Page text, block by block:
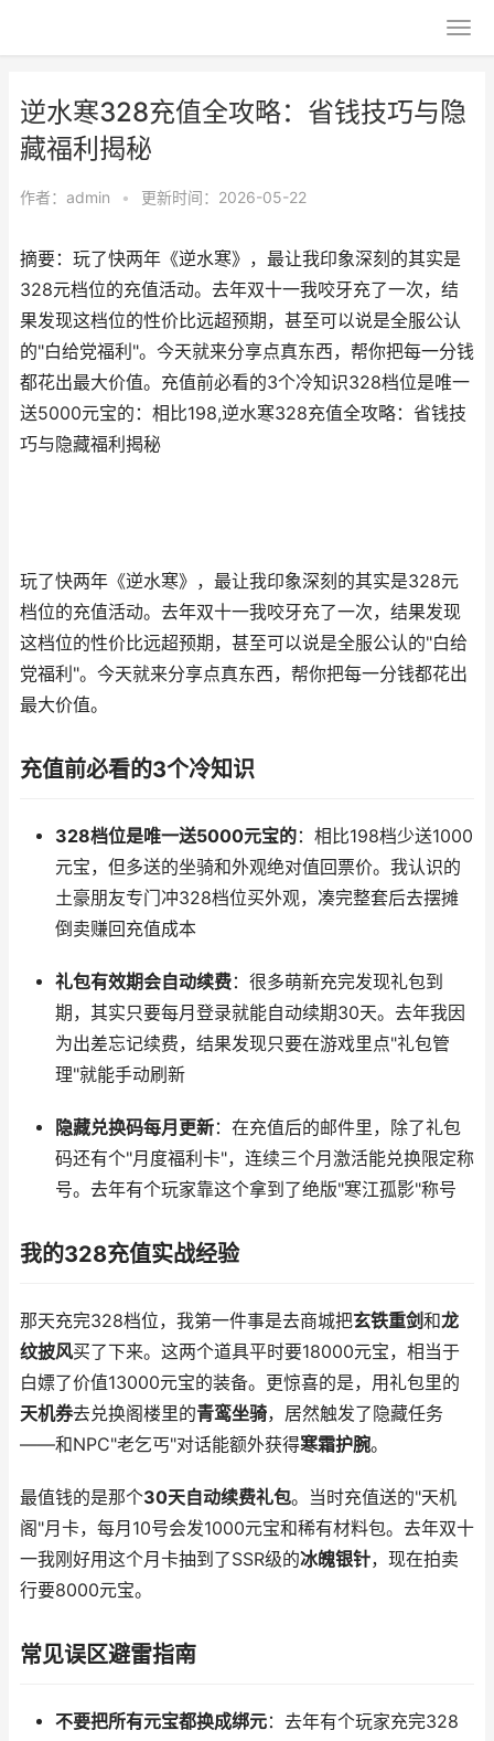
逆水寒328充值全攻略：省钱技巧与隐
藏福利揭秘
作者： admin • 更新时间：2026-05-22
摘要：玩了快两年《逆水寒》，最让我印象深刻的其实是
328元档位的充值活动。去年双十一我咬牙充了一次，结
果发现这档位的性价比远超预期，甚至可以说是全服公认
的"白给党福利"。今天就来分享点真东西，帮你把每一分钱
都花出最大价值。充值前必看的3个冷知识328档位是唯一
送5000元宝的：相比198,逆水寒328充值全攻略：省钱技
巧与隐藏福利揭秘
玩了快两年《逆水寒》，最让我印象深刻的其实是328元
档位的充值活动。去年双十一我咬牙充了一次，结果发现
这档位的性价比远超预期，甚至可以说是全服公认的"白给
党福利"。今天就来分享点真东西，帮你把每一分钱都花出
最大价值。
充值前必看的3个冷知识
328档位是唯一送5000元宝的：相比198档少送1000
元宝，但多送的坐骑和外观绝对值回票价。我认识的
土豪朋友专门冲328档位买外观，凑完整套后去摆摊
倒卖赚回充值成本
礼包有效期会自动续费：很多萌新充完发现礼包到
期，其实只要每月登录就能自动续期30天。去年我因
为出差忘记续费，结果发现只要在游戏里点"礼包管
理"就能手动刷新
隐藏兑换码每月更新：在充值后的邮件里，除了礼包
码还有个"月度福利卡"，连续三个月激活能兑换限定称
号。去年有个玩家靠这个拿到了绝版"寒江孤影"称号
我的328充值实战经验
那天充完328档位，我第一件事是去商城把玄铁重剑和龙
纹披风买了下来。这两个道具平时要18000元宝，相当于
白嫖了价值13000元宝的装备。更惊喜的是，用礼包里的
天机券去兑换阁楼里的青鸾坐骑，居然触发了隐藏任务
——和NPC"老乞丐"对话能额外获得寒霜护腕。
最值钱的是那个30天自动续费礼包。当时充值送的"天机
阁"月卡，每月10号会发1000元宝和稀有材料包。去年双十
一我刚好用这个月卡抽到了SSR级的冰魄银针，现在拍卖
行要8000元宝。
常见误区避雷指南
不要把所有元宝都换成绑元：去年有个玩家充完328